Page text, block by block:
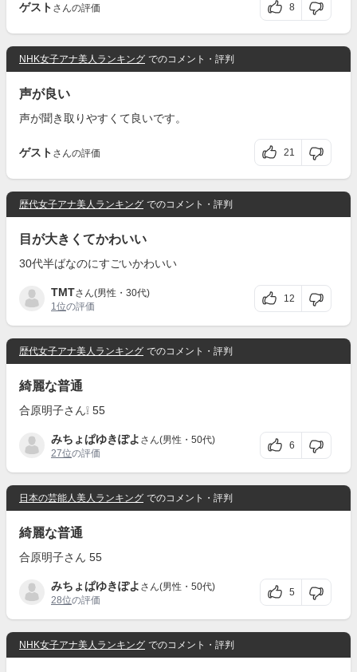
ゲスト さんの評価 8
NHK女子アナ美人ランキング でのコメント・評判
声が良い
声が聞き取りやすくて良いです。
ゲスト さんの評価 21
歴代女子アナ美人ランキング でのコメント・評判
目が大きくてかわいい
30代半ばなのにすごいかわいい
TMTさん(男性・30代)
1位の評価
12
歴代女子アナ美人ランキング でのコメント・評判
綺麗な普通
合原明子さん❕ 55
みちょぱゆきぽよ さん(男性・50代)
27位の評価
6
日本の芸能人美人ランキング でのコメント・評判
綺麗な普通
合原明子さん 55
みちょぱゆきぽよ さん(男性・50代)
28位の評価
5
NHK女子アナ美人ランキング でのコメント・評判